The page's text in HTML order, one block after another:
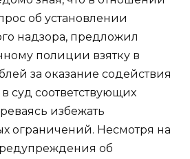
об установлении
надзора, предложил
полиции взятку в
за оказание содействия
суд соответствующих
избежать
ограничений. Несмотря на
об